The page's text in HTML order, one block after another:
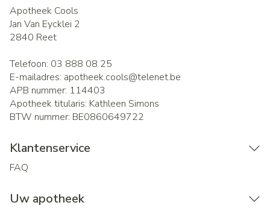
Apotheek Cools
Jan Van Eycklei 2
2840 Reet
Telefoon: 03 888 08 25
E-mailadres: apotheek.cools@telenet.be
APB nummer: 114403
Apotheek titularis: Kathleen Simons
BTW nummer: BE0860649722
Klantenservice
FAQ
Uw apotheek